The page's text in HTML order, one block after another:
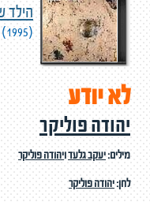
הילד
(1995)
לא יודע
יהודה פוליקר
מילים:יעקב גלעדויהודה פוליקר
לחן:יהודה פוליקר